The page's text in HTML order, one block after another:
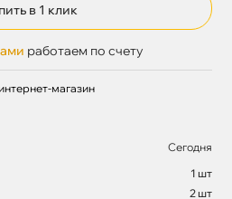
в 1 клик
работаем по счету
магазин
Сегодня
1 шт
2 шт